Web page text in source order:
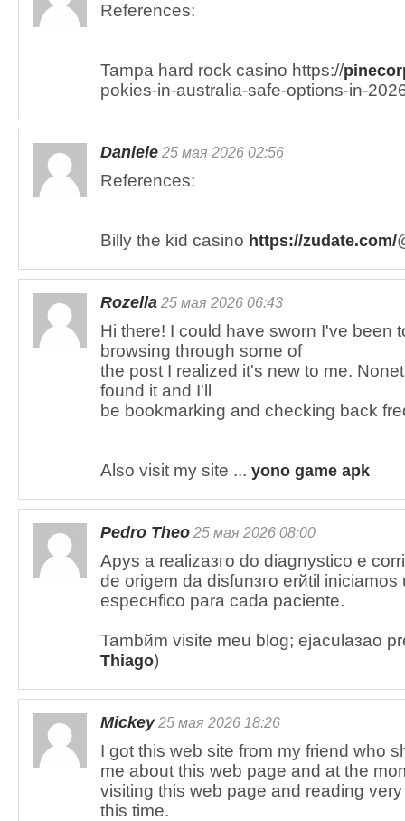
References:
Tampa hard rock casino https://
pokies-in-australia-safe-options-in-
Daniele 25 мая 2026 02:56
References:
Billy the kid casino https://zudate.com/
Rozella 25 мая 2026 06:43
Hi there! I could have sworn I've been
browsing through some of
the post I realized it's new to me.
found it and I'll
be bookmarking and checking back
Also visit my site ... yono game apk
Pedro Theo 25 мая 2026 08:00
Apуs a realizaзгo do diagnуstico e
de origem da disfunзгo erйtil iniciamos
especнfico para cada paciente.
Tambйm visite meu blog; ejaculaзao
Thiago)
Mickey25 мая 2026 18:26
I got this web site from my friend who
me about this web page and at the
visiting this web page and reading
this time.